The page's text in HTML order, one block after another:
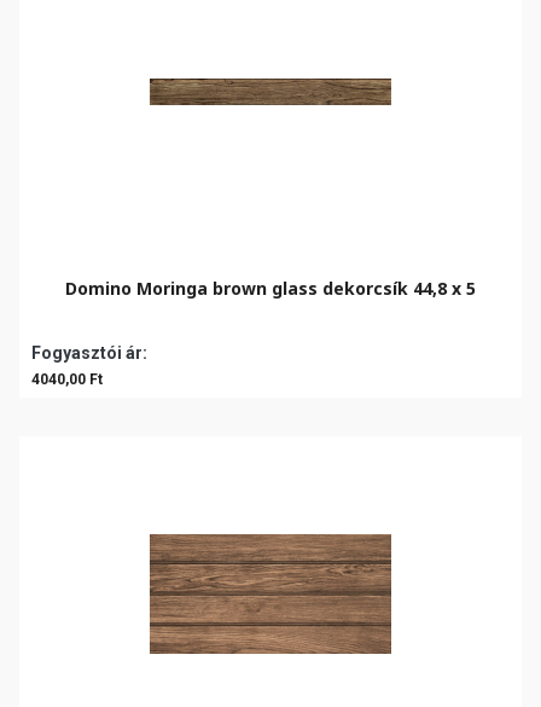
Domino Moringa brown glass dekorcsík 44,8 x 5
Fogyasztói ár:
4040,00 Ft